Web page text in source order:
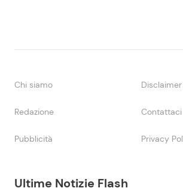
Ultime Notizie Flash
Chi siamo
Redazione Contattaci
Pubblicità Privacy